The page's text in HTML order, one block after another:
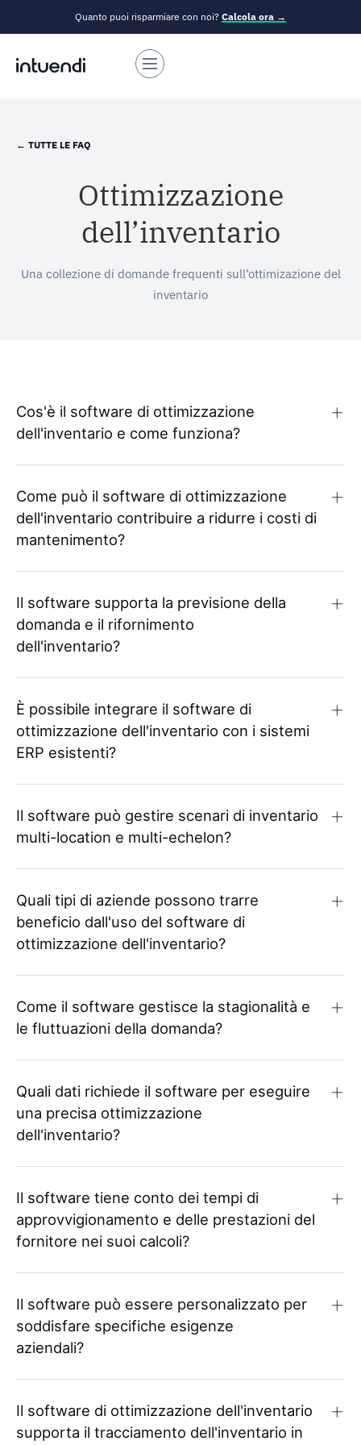
Quanto puoi risparmiare con noi? Calcola ora →
← TUTTE LE FAQ
Ottimizzazione
dell’inventario
Una collezione di domande frequenti sull’ottimizazione del
inventario
Cos'è il software di ottimizzazione
dell'inventario e come funziona?
Come può il software di ottimizzazione
dell'inventario contribuire a ridurre i costi di
mantenimento?
Il software supporta la previsione della
domanda e il rifornimento
dell'inventario?
È possibile integrare il software di
ottimizzazione dell'inventario con i sistemi
ERP esistenti?
Il software può gestire scenari di inventario
multi-location e multi-echelon?
Quali tipi di aziende possono trarre
beneficio dall'uso del software di
ottimizzazione dell'inventario?
Come il software gestisce la stagionalità e
le fluttuazioni della domanda?
Quali dati richiede il software per eseguire
una precisa ottimizzazione
dell'inventario?
Il software tiene conto dei tempi di
approvvigionamento e delle prestazioni del
fornitore nei suoi calcoli?
Il software può essere personalizzato per
soddisfare specifiche esigenze
aziendali?
Il software di ottimizzazione dell'inventario
supporta il tracciamento dell'inventario in